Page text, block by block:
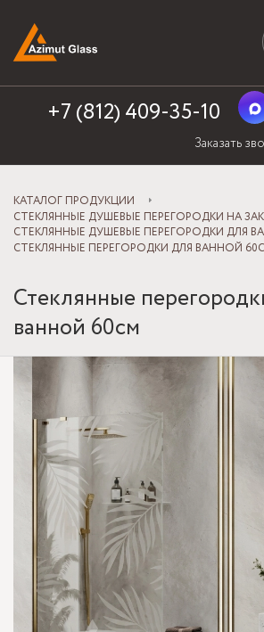
+7 (812) 409-35-10
Заказать
КАТАЛОГ ПРОДУКЦИИ
СТЕКЛЯННЫЕ ДУШЕВЫЕ ПЕРЕГОРОДКИ НА
СТЕКЛЯННЫЕ ДУШЕВЫЕ ПЕРЕГОРОДКИ ДЛЯ
СТЕКЛЯННЫЕ ПЕРЕГОРОДКИ ДЛЯ ВАННОЙ
Стеклянные
ванной 60см